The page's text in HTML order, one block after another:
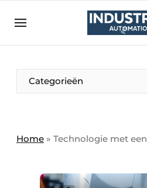
Aanmelden
Bedrijven
Bedrijven
Direct contact
Evenement aanmelden
Categorieën
Home » Technologie met